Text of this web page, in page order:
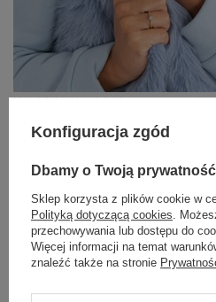
Hurt Niebieska dzianinowa czapka
89,99 zł
WOOL FASHION ITALIA
#wzór dominujący:
aplikacja
#materiał dominujący:
akryl
#skład materiału :
50% akryl ,30% bawełna,20% kaszmir
#sposób prania :
emblemat_FP:
Konfiguracja zgód
Dbamy o Twoją prywatność
Sklep korzysta z plików cookie w
Polityką dotyczącą cookies .
przechowywania lub dostępu do
Więcej informacji na temat
znaleźć także na stronie